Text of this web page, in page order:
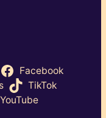
Facebook
TikTok
YouTube